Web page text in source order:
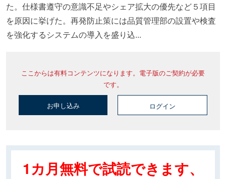
た。仕様書遵守の意識不足やシェア拡大の優先など５項目
を原因に挙げた。再発防止策には品質管理部の設置や検査
を強化するシステムの導入を盛り込...
ここからは有料コンテンツになります。電子版のご契約が必要
です。
お申し込み ログイン
1カ月無料で試読できます、